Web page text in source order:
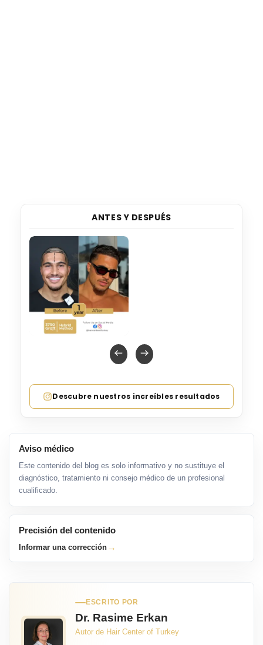
ANTES Y DESPUÉS
Descubre nuestros increíbles resultados
Aviso médico
Este contenido del blog es solo informativo y no sustituye el
diagnóstico, tratamiento ni consejo médico de un profesional
cualificado.
Precisión del contenido
Informar una corrección →
ESCRITO POR
Dr. Rasime Erkan
Autor de Hair Center of Turkey